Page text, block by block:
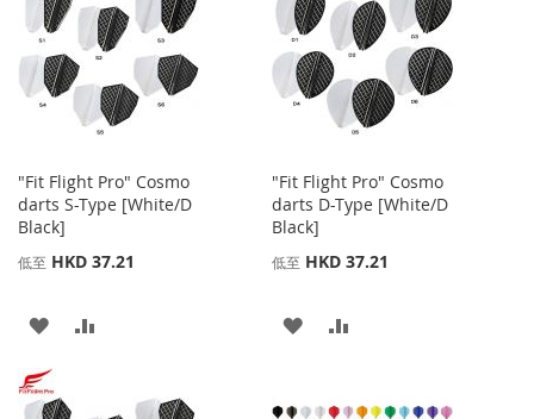
"Fit Flight Pro" Cosmo
darts S-Type [White/D
Black]
低至 HKD 37.21
添
加
到
"Fit Flight Pro" Cosmo
darts D-Type [White/D
Black]
低至 HKD 37.21
添
到
並